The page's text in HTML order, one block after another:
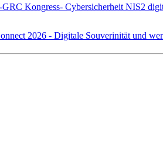
Kongress- Cybersicherheit NIS2
2026 - Digitale Souverinität und